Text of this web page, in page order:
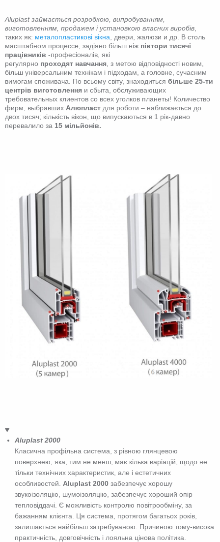
Aluplast займається розробкою, випробуванням,
виготовленням, продажем і установкою власних виробів
таких як: металопластикові вікна , двери, жалюзи и др. В столь
масштабном процессе, задіяно більш ніж півтори тисячі
працівників -професіоналів, які
регулярно проходят навчання , з метою відповідності новим,
більш універсальним технікам і підходам, а головне, сучасним
вимогам споживача. По всьому світу, знаходиться більше 25-ти
центрів виготовлення и сбыта, обслуживающих
требовательных клиентов со всех уголков планеты! Количество
фирм, выбравших Алюпласт для роботи – наближається до
двох тисяч; кількість вікон, що випускаються в 1 рік-давно
перевалило за 15 мільйонів.
Аluplast 2000
Класична профільна система, з рівною глянцевою
поверхнею, яка, тим не менш, має кілька варіацій, щодо не
тільки технічних характеристик, але і естетичних
особливостей. Aluplast 2000 забезпечує хорошу
звукоізоляцію, шумоізоляцію, забезпечує хороший опір
тепловіддачі. Є можливість контролю повітрообміну, за
бажанням клієнта. Ця система, протягом багатьох років,
залишається найбільш затребуваною. Причиною тому-висока
практичність, довговічність і лояльна цінова політика.